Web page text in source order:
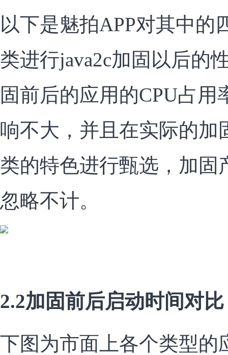
以下是魅拍APP对其中的
类进行java2c加固以后的
固前后的应用的CPU占
响不大，并且在实际的加
类的特色进行甄选，加固
忽略不计。
2.2加固前后启动时间对
下图为市面上各个类型的